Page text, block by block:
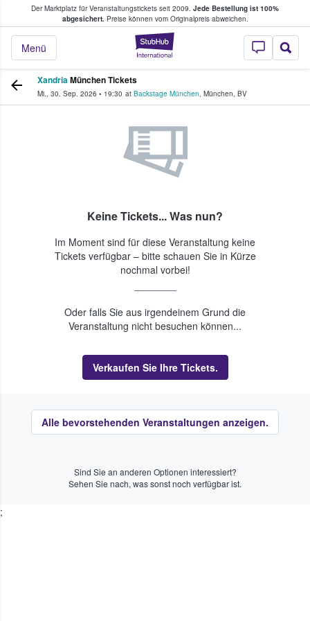
Der Marktplatz für Veranstaltungstickets seit 2009. Jede Bestellung ist 100%
abgesichert.Preise können vom Originalpreis abweichen.
StubHub - Wo
Menü
Tickets kaufen & verkaufen
XandriaMünchen Tickets
Mi., 30. Sep. 2026 • 19:30 at Backstage München, München, BV
Keine Tickets... Was nun?
Im Moment sind für diese Veranstaltung keine
Tickets verfügbar – bitte schauen Sie in Kürze
nochmal vorbei!
Oder falls Sie aus irgendeinem Grund die
Veranstaltung nicht besuchen können...
Verkaufen Sie Ihre Tickets.
Alle bevorstehenden Veranstaltungen anzeigen.
Sind Sie an anderen Optionen interessiert?
Sehen Sie nach, was sonst noch verfügbar ist.
;